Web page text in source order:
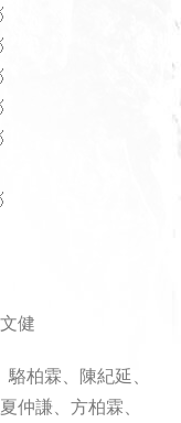
健
柏霖、陳紀延、
仲謙、方柏霖、